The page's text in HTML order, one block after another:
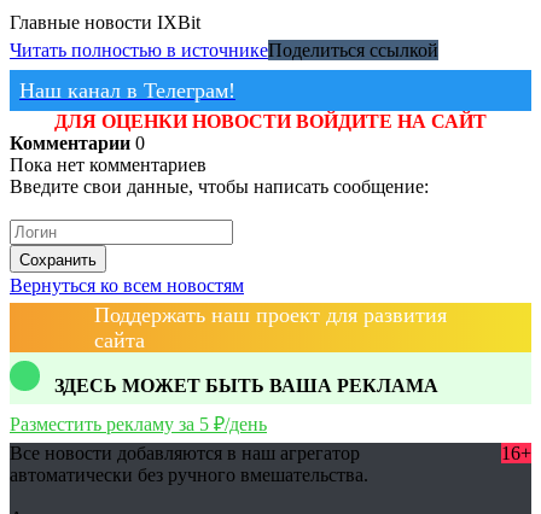
Главные новости IXBit
Читать полностью в источникеПоделиться ссылкой
Наш канал в Телеграм!
ДЛЯ ОЦЕНКИ НОВОСТИ ВОЙДИТЕ НА САЙТ
Комментарии 0
Пока нет комментариев
Введите свои данные, чтобы написать сообщение:
Сохранить
Вернуться ко всем новостям
Поддержать наш проект для развития
сайта
ЗДЕСЬ МОЖЕТ БЫТЬ ВАША РЕКЛАМА
Разместить рекламу за 5 ₽/день
Все новости добавляются в наш агрегатор
автоматически без ручного вмешательства.
16+